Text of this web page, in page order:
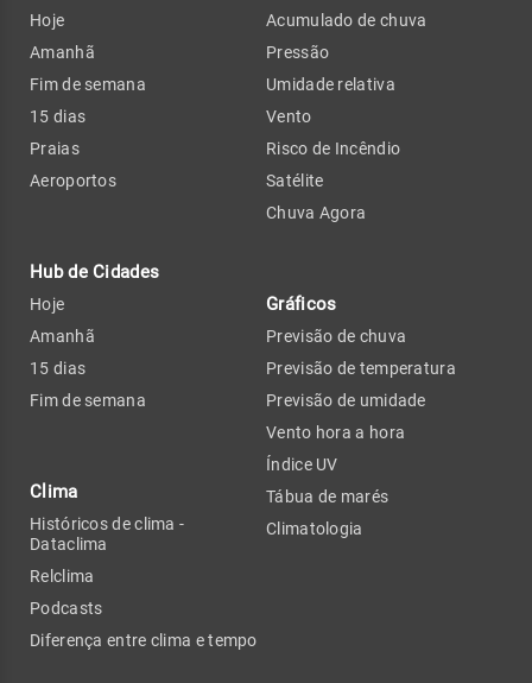
Hoje
Amanhã
Fim de semana
15 dias
Praias
Aeroportos
Hub de Cidades
Hoje
Amanhã
15 dias
Fim de semana
Clima
Históricos de clima -
Dataclima
Relclima
Podcasts
Diferença entre clima e tempo
Acumulado de chuva
Pressão
Umidade relativa
Vento
Risco de Incêndio
Satélite
Chuva Agora
Gráficos
Previsão de chuva
Previsão de temperatura
Previsão de umidade
Vento hora a hora
Índice UV
Tábua de marés
Climatologia